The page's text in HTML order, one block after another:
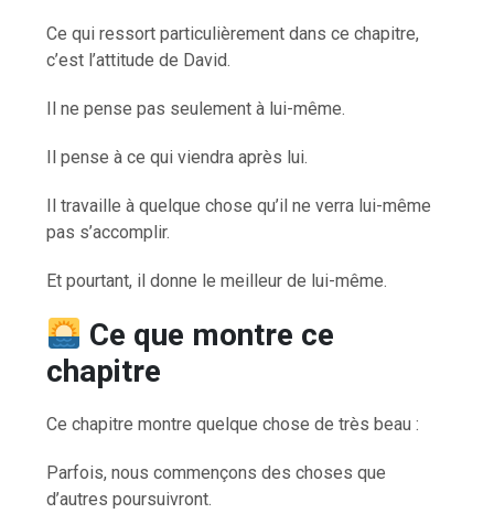
Ce qui ressort particulièrement dans ce chapitre,
c’est l’attitude de David.
Il ne pense pas seulement à lui-même.
Il pense à ce qui viendra après lui.
Il travaille à quelque chose qu’il ne verra lui-même
pas s’accomplir.
Et pourtant, il donne le meilleur de lui-même.
Ce que montre ce
chapitre
Ce chapitre montre quelque chose de très beau :
Parfois, nous commençons des choses que
d’autres poursuivront.